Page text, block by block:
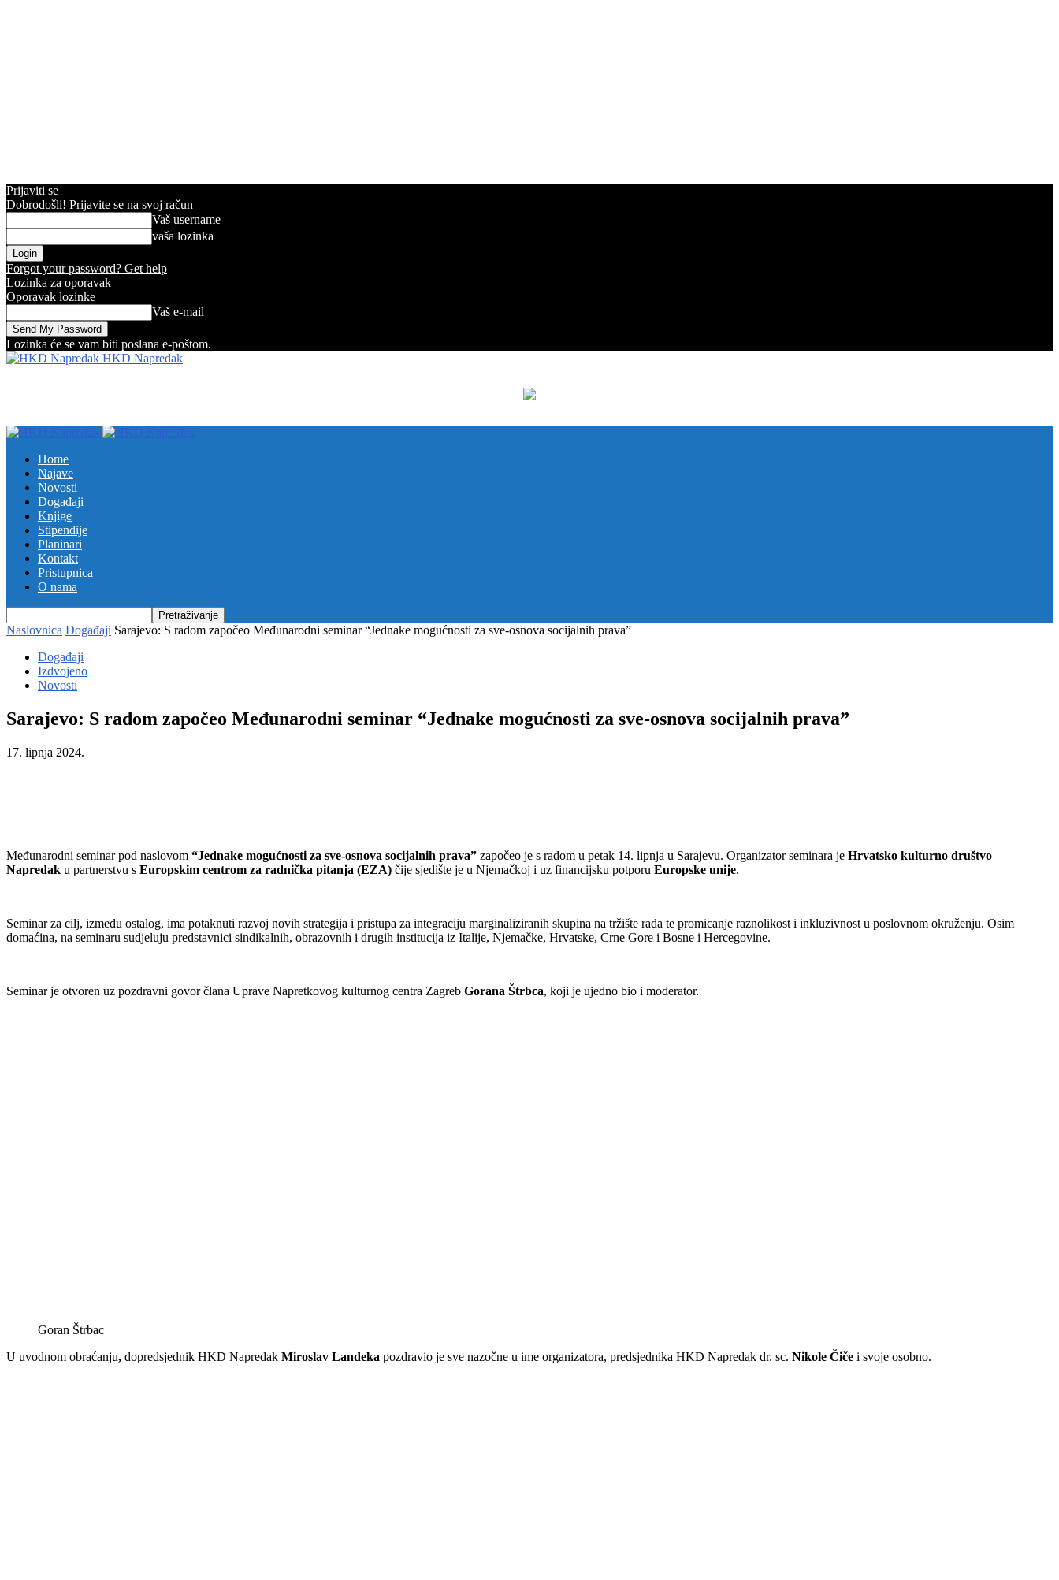
Prijaviti se
Dobrodošli! Prijavite se na svoj račun
Vaš username
vaša lozinka
Forgot your password? Get help
Lozinka za oporavak
Oporavak lozinke
Vaš e-mail
Lozinka će se vam biti poslana e-poštom.
HKD Napredak
Home
Najave
Novosti
Događaji
Knjige
Stipendije
Planinari
Kontakt
Pristupnica
O nama
Naslovnica Događaji Sarajevo: S radom započeo Međunarodni seminar “Jednake mogućnosti za sve-osnova socijalnih prava”
Događaji
Izdvojeno
Novosti
Sarajevo: S radom započeo Međunarodni seminar “Jednake mogućnosti za sve-osnova socijalnih prava”
17. lipnja 2024.
Međunarodni seminar pod naslovom “Jednake mogućnosti za sve-osnova socijalnih prava” započeo je s radom u petak 14. lipnja u Sarajevu. Organizator seminara je Hrvatsko kulturno društvo
Napredak u partnerstvu s Europskim centrom za radnička pitanja (EZA) čije sjedište je u Njemačkoj i uz financijsku potporu Europske unije.
Seminar za cilj, između ostalog, ima potaknuti razvoj novih strategija i pristupa za integraciju marginaliziranih skupina na tržište rada te promicanje raznolikost i inkluzivnost u poslovnom okruženju. Osim
domaćina, na seminaru sudjeluju predstavnici sindikalnih, obrazovnih i drugih institucija iz Italije, Njemačke, Hrvatske, Crne Gore i Bosne i Hercegovine.
Seminar je otvoren uz pozdravni govor člana Uprave Napretkovog kulturnog centra Zagreb Gorana Štrbca, koji je ujedno bio i moderator.
Goran Štrbac
U uvodnom obraćanju, dopredsjednik HKD Napredak Miroslav Landeka pozdravio je sve nazočne u ime organizatora, predsjednika HKD Napredak dr. sc. Nikole Čiče i svoje osobno.